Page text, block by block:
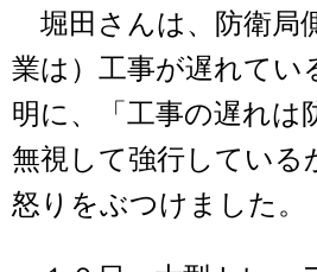
堀田さんは、防衛局
業は）工事が遅れてい
明に、「工事の遅れは
無視して強行している
怒りをぶつけました。